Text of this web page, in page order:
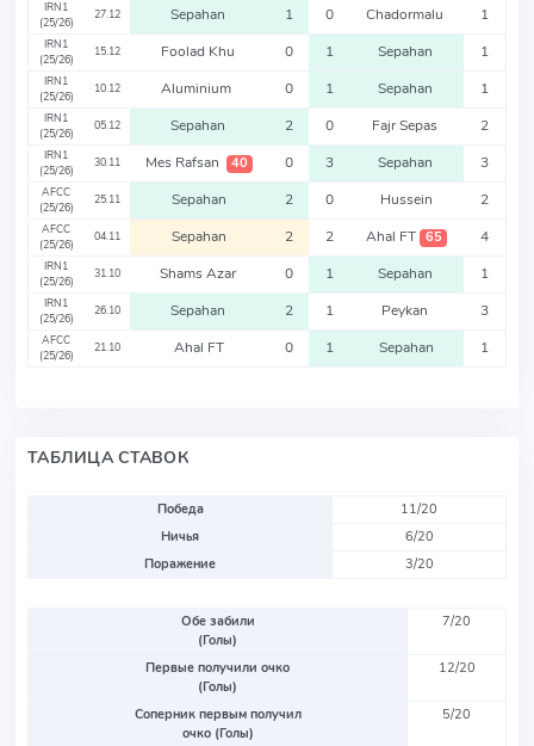
IRN1
(25/26)
27.12 Sepahan 1 0 Chadormalu 1
IRN1
(25/26)
15.12 Foolad Khu 0 1 Sepahan 1
IRN1
(25/26)
10.12 Aluminium 0 1 Sepahan 1
IRN1
(25/26)
05.12 Sepahan 2 0 Fajr Sepas 2
IRN1
(25/26)
30.11 Mes Rafsan 40 0 3 Sepahan 3
AFCC
(25/26)
25.11 Sepahan 2 0 Hussein 2
AFCC
(25/26)
04.11 Sepahan 2 2 Ahal FT 65 4
IRN1
(25/26)
31.10 Shams Azar 0 1 Sepahan 1
IRN1
(25/26)
26.10 Sepahan 2 1 Peykan 3
AFCC
(25/26)
21.10 Ahal FT 0 1 Sepahan 1
ТАБЛИЦА СТАВОК
Победа
11/20
Ничья
6/20
Поражение
3/20
Обе забили
(Голы)
7/20
Первые получили очко
(Голы)
12/20
Соперник первым получил
очко (Голы)
5/20